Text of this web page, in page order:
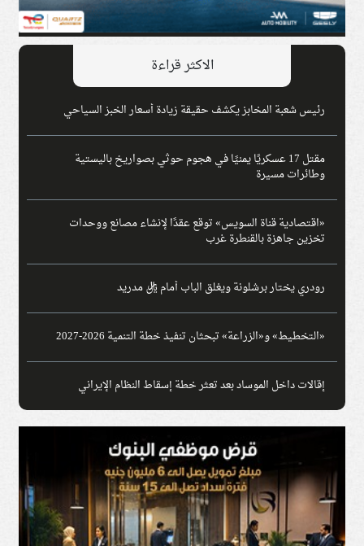
الاكثر قراءة
رئيس شعبة المخابز يكشف حقيقة زيادة أسعار الخبز السياحي
مقتل 17 عسكريًا يمنيًا في هجوم حوثي بصواريخ باليستية
وطائرات مسيرة
«اقتصادية قناة السويس» توقع عقدًا لإنشاء مصانع ووحدات
تخزين جاهزة بالقنطرة غرب
رودري يختار برشلونة ويغلق الباب أمام ريال مدريد
«التخطيط» و«الزراعة» تبحثان تنفيذ خطة التنمية 2026-2027
إقالات داخل الموساد بعد تعثر خطة إسقاط النظام الإيراني